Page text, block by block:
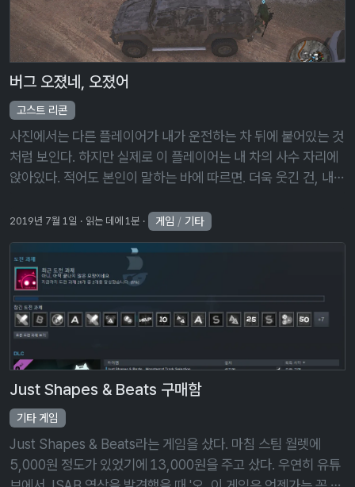
버그 오졌네, 오졌어
고스트 리콘
사진에서는 다른 플레이어가 내가 운전하는 차 뒤에 붙어있는 것
처럼 보인다. 하지만 실제로 이 플레이어는 내 차의 사수 자리에
앉아있다. 적어도 본인이 말하는 바에 따르면. 더욱 웃긴 건, 내가
고 있고, 차 …
2019년 7월 1일 읽는 데에 1분 게임 / 기타
Just Shapes & Beats 구매함
기타 게임
Just Shapes & Beats라는 게임을 샀다. 마침 스팀 월렛에
5,000원 정도가 있었기에 13,000원을 주고 샀다. 우연히 유튜